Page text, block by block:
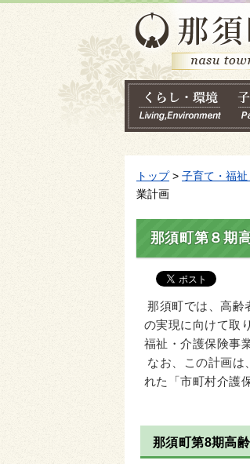
トップ> 子育て・福
業計画
那須町第８期
那須町では、高齢
の実現に向けて取
福祉・介護保険事
なお、この計画は
れた「市町村介護
那須町第8期高